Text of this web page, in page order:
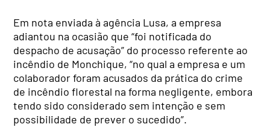
Em nota enviada à agência Lusa, a empresa
adiantou na ocasião que “foi notificada do
despacho de acusação” do processo referente ao
incêndio de Monchique, “no qual a empresa e um
colaborador foram acusados da prática do crime
de incêndio florestal na forma negligente, embora
tendo sido considerado sem intenção e sem
possibilidade de prever o sucedido”.